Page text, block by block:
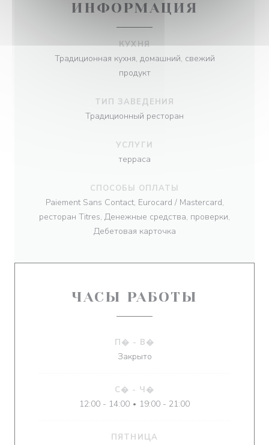
ИНФОРМАЦИЯ
КУХНЯ
Традиционная кухня, домашний, свежий
продукт
ТИП ЗАВЕДЕНИЯ
Традиционный ресторан
УСЛУГИ
терраса
СПОСОБЫ ОПЛАТЫ
Paiement Sans Contact, Eurocard / Mastercard,
ресторан Titres, Денежные средства, проверки,
Дебетовая карточка
ЧАСЫ РАБОТЫ
П� - В�
Закрыто
С� - Ч�
12:00 - 14:00 • 19:00 - 21:00
ПЯТНИЦА